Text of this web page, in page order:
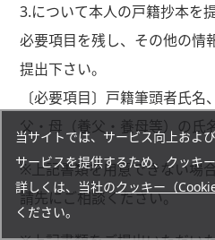
3.について本人の戸籍抄本を
必要項目を残し、その他の情
提出下さい。
〔必要項目〕戸籍筆頭者氏名
父・母（養父・養母等）の氏
※上記書類を用意できない場
請先にご相談ください。
当サイトでは、サービス向上およ
サービスを提供するため、クッキ
詳しくは、当社のクッキー（
ください。